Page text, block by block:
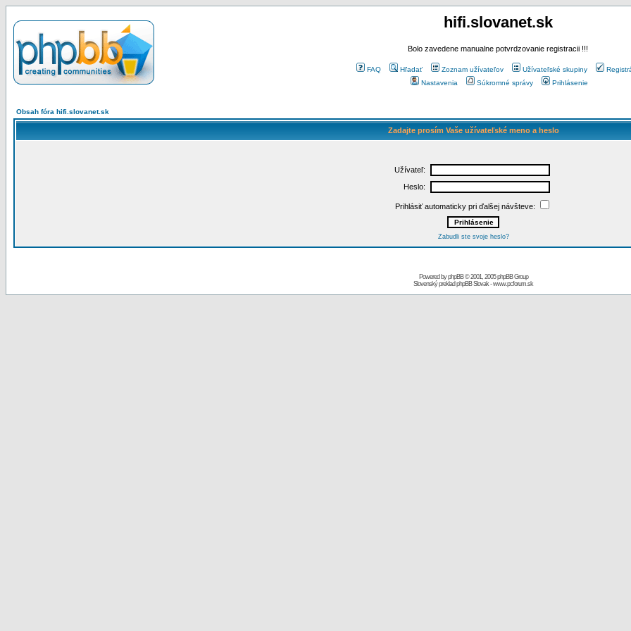
hifi.slovanet.sk
Bolo zavedene manualne potvrdzovanie registracii !!!
FAQ Hľadať Zoznam užívateľov Užívateľské skupiny
Nastavenia
Súkromné správy Prihlásenie
Obsah fóra hifi.slovanet.sk
Zadajte prosím Vaše užívateľské meno a heslo
Užívateľ:
Heslo:
Prihlásiť automaticky pri ďalšej návšteve:
Zabudli ste svoje heslo?
Powered byphpBB© 2001, 2005 phpBB Group
Slovenský preklad phpBB Slovak-www.pcforum.sk